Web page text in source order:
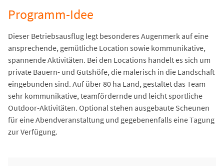
Programm-Idee
Dieser Betriebsausflug legt besonderes Augenmerk auf eine
ansprechende, gemütliche Location sowie kommunikative,
spannende Aktivitäten. Bei den Locations handelt es sich um
private Bauern- und Gutshöfe, die malerisch in die Landschaft
eingebunden sind. Auf über 80 ha Land, gestaltet das Team
sehr kommunikative, teamfördernde und leicht sportliche
Outdoor-Aktivitäten. Optional stehen ausgebaute Scheunen
für eine Abendveranstaltung und gegebenenfalls eine Tagung
zur Verfügung.